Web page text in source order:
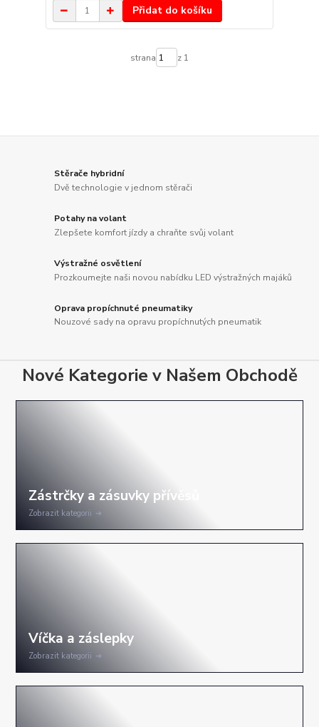
Přidat do košíku
strana z 1
Stěrače hybridní
Dvě technologie v jednom stěrači
Potahy na volant
Zlepšete komfort jízdy a chraňte svůj volant
Výstražné osvětlení
Prozkoumejte naši novou nabídku LED výstražných majáků
Oprava propíchnuté pneumatiky
Nouzové sady na opravu propíchnutých pneumatik
Nové Kategorie v Našem Obchodě
Zobrazit kategorii
Zobrazit kategorii